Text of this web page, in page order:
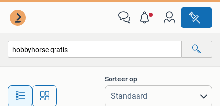
Alle afstanden…
Sorteer op